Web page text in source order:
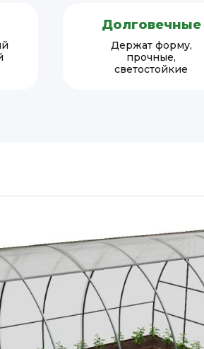
Долговечные
Держат форму,
прочные,
светостойкие